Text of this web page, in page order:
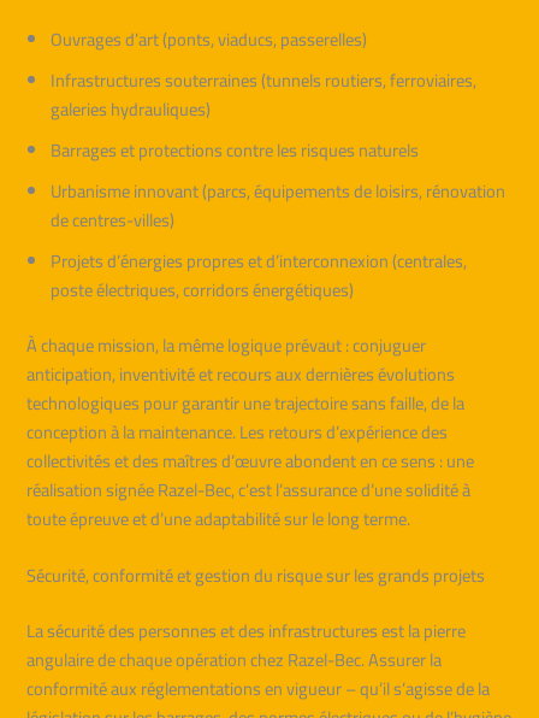
Ouvrages d’art (ponts, viaducs, passerelles)
Infrastructures souterraines (tunnels routiers, ferroviaires,
galeries hydrauliques)
Barrages et protections contre les risques naturels
Urbanisme innovant (parcs, équipements de loisirs, rénovation
de centres-villes)
Projets d’énergies propres et d’interconnexion (centrales,
poste électriques, corridors énergétiques)
À chaque mission, la même logique prévaut : conjuguer
anticipation, inventivité et recours aux dernières évolutions
technologiques pour garantir une trajectoire sans faille, de la
conception à la maintenance. Les retours d’expérience des
collectivités et des maîtres d’œuvre abondent en ce sens : une
réalisation signée Razel-Bec, c’est l’assurance d’une solidité à
toute épreuve et d’une adaptabilité sur le long terme.
Sécurité, conformité et gestion du risque sur les grands projets
La sécurité des personnes et des infrastructures est la pierre
angulaire de chaque opération chez Razel-Bec. Assurer la
conformité aux réglementations en vigueur – qu’il s’agisse de la